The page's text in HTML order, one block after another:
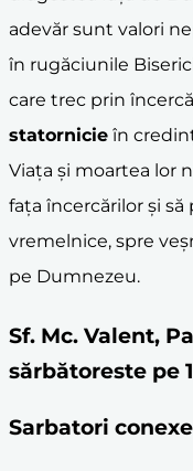
adevăr sunt valori
în rugăciunile
care trec prin
statornicie în
Viața și moartea lor
fața încercărilor și
vremelnice, spre
pe Dumnezeu.
Sf. Mc. Valent,
sărbătoreste pe
Sarbatori